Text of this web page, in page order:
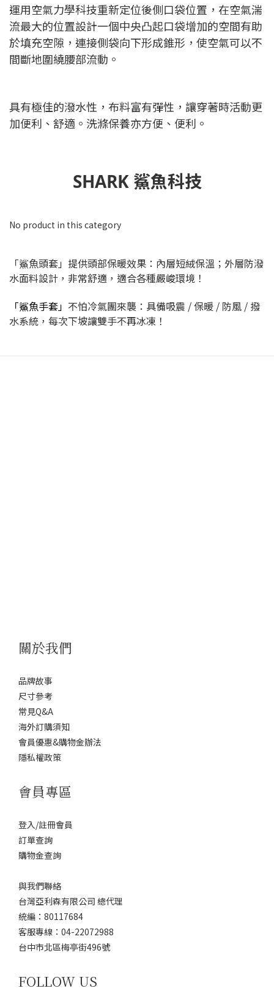
運用空氣力學科技重新定位後側口袋位置，在空氣湍
流最大的位置設計一個中央凸起口袋增加的空間有助
於填充空隙，連接側袋向下形成錐形，使空氣可以不
間斷地圍繞腰部流動。
具有極佳的潑水性，布料富有彈性，讓穿著時活動更
加便利、舒適。洗滌保養亦方便、便利。
SHARK 鯊魚科技
No product in this category
「鯊魚頭套」提供頭部保暖效果：內層短絨保溫；外層防潑
水面料設計，非常舒適，適合各種嚴峻環境！
「鯊魚手套」 不怕冷氣團來襲：具備吸震 / 保暖 / 防風 / 撥
水系統，每次下坡讓雙手不再冰凍！
關於我們
品牌故事
尺寸參考
常見Q&A
海外訂購須知
會員優惠&購物金辦法
隱私權政策
會員專區
登入/註冊會員
訂單查詢
購物金查詢
與我們聯絡
台灣亞利森有限公司 總代理
統編：80117684
客服專線：04-22072988
台中市北區梅亭街496號
FOLLOW US